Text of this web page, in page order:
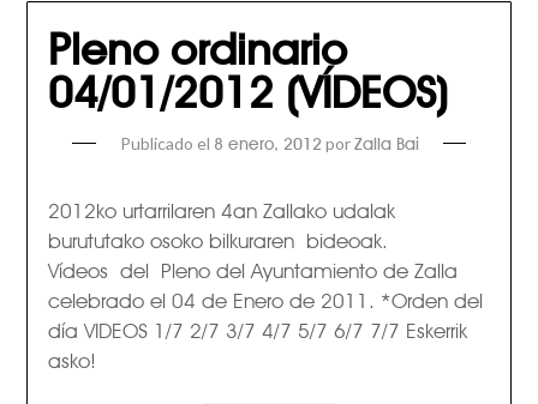
Pleno ordinario
04/01/2012 (VÍDEOS)
Publicado el 8 enero, 2012 por Zalla Bai
2012ko urtarrilaren 4an Zallako udalak
burututako osoko bilkuraren bideoak.
Vídeos del Pleno del Ayuntamiento de Zalla
celebrado el 04 de Enero de 2011. *Orden del
día VIDEOS 1/7 2/7 3/7 4/7 5/7 6/7 7/7 Eskerrik
asko!